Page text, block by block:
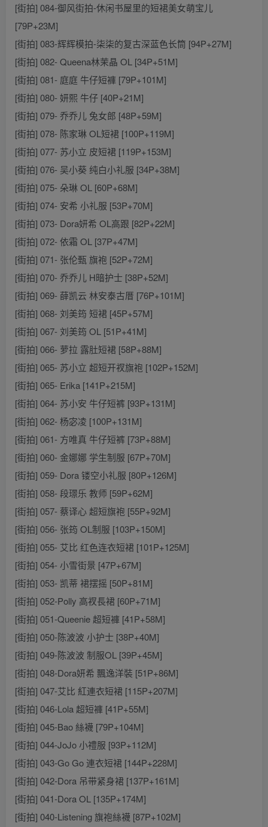
[街拍] 084-御风街拍-休闲书屋里的短裙美女萌宝儿
[79P+23M]
[街拍] 083-辉辉模拍-柒柒的复古深蓝色长筒 [94P+27M]
[街拍] 082- Queena林茉晶 OL [34P+51M]
[街拍] 081- 庭庭 牛仔短褲 [79P+101M]
[街拍] 080- 妍熙 牛仔 [40P+21M]
[街拍] 079- 乔乔儿 兔女郎 [48P+59M]
[街拍] 078- 陈家琳 OL短裙 [100P+119M]
[街拍] 077- 苏小立 皮短裙 [119P+153M]
[街拍] 076- 吴小葵 纯白小礼服 [34P+38M]
[街拍] 075- 朵琳 OL [60P+68M]
[街拍] 074- 安希 小礼服 [53P+70M]
[街拍] 073- Dora妍希 OL高跟 [82P+22M]
[街拍] 072- 依霜 OL [37P+47M]
[街拍] 071- 张伦甄 旗袍 [52P+72M]
[街拍] 070- 乔乔儿 H暗护士 [38P+52M]
[街拍] 069- 薛凯云 林安泰古厝 [76P+101M]
[街拍] 068- 刘美筠 短裙 [45P+57M]
[街拍] 067- 刘美筠 OL [51P+41M]
[街拍] 066- 萝拉 露肚短裙 [58P+88M]
[街拍] 065- 苏小立 超短开衩旗袍 [102P+152M]
[街拍] 065- Erika [141P+215M]
[街拍] 064- 苏小安 牛仔短裤 [93P+131M]
[街拍] 062- 杨宓凌 [100P+131M]
[街拍] 061- 方唯真 牛仔短裤 [73P+88M]
[街拍] 060- 金娜娜 学生制服 [67P+70M]
[街拍] 059- Dora 镂空小礼服 [80P+126M]
[街拍] 058- 段璟乐 教师 [59P+62M]
[街拍] 057- 蔡译心 超短旗袍 [55P+92M]
[街拍] 056- 张筠 OL制服 [103P+150M]
[街拍] 055- 艾比 红色连衣短裙 [101P+125M]
[街拍] 054- 小雪街景 [47P+67M]
[街拍] 053- 凯蒂 裙摆摇 [50P+81M]
[街拍] 052-Polly 高衩長裙 [60P+71M]
[街拍] 051-Queenie 超短褲 [41P+58M]
[街拍] 050-陈波波 小护士 [38P+40M]
[街拍] 049-陈波波 制服OL [39P+45M]
[街拍] 048-Dora妍希 飄逸洋裝 [51P+86M]
[街拍] 047-艾比 紅連衣短裙 [115P+207M]
[街拍] 046-Lola 超短褲 [41P+55M]
[街拍] 045-Bao 絲襪 [79P+104M]
[街拍] 044-JoJo 小禮服 [93P+112M]
[街拍] 043-Go Go 連衣短裙 [144P+228M]
[街拍] 042-Dora 吊带紧身裙 [137P+161M]
[街拍] 041-Dora OL [135P+174M]
[街拍] 040-Listening 旗袍絲襪 [87P+102M]